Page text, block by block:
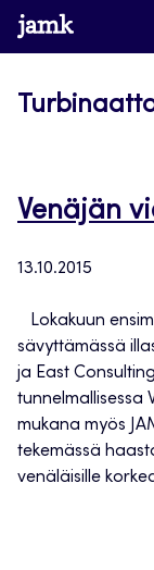
Siirry
suoraan
www.jamk.fi
Venäjän
13.10.2015
Lokakuun
sävyttämässä
ja East
tunnelmallisessa
mukana myös
tekemässä
venäläisille